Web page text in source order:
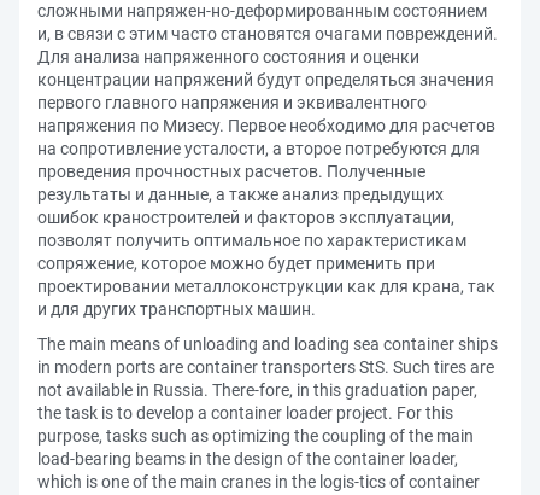
сложными напряжен-но-деформированным состоянием
и, в связи с этим часто становятся очагами повреждений.
Для анализа напряженного состояния и оценки
концентрации напряжений будут определяться значения
первого главного напряжения и эквивалентного
напряжения по Мизесу. Первое необходимо для расчетов
на сопротивление усталости, а второе потребуются для
проведения прочностных расчетов. Полученные
результаты и данные, а также анализ предыдущих
ошибок краностроителей и факторов эксплуатации,
позволят получить оптимальное по характеристикам
сопряжение, которое можно будет применить при
проектировании металлоконструкции как для крана, так
и для других транспортных машин.
The main means of unloading and loading sea container ships
in modern ports are container transporters StS. Such tires are
not available in Russia. There-fore, in this graduation paper,
the task is to develop a container loader project. For this
purpose, tasks such as optimizing the coupling of the main
load-bearing beams in the design of the container loader,
which is one of the main cranes in the logis-tics of container